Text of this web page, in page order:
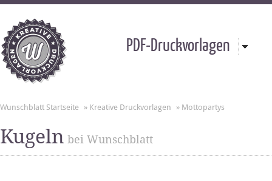
PDF-Druckvorlagen
Wunschblatt Startseite » Kreative Druckvorlagen » Mottopartys
Kugeln bei Wunschblatt